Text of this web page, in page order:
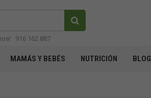
916 162 887
MAMÁS Y BEBÉS NUTRICIÓN BLOG